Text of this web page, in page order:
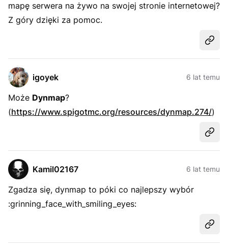
mapę serwera na żywo na swojej stronie internetowej?
Z góry dzięki za pomoc.
igoyek 6 lat temu
Może Dynmap?
(https://www.spigotmc.org/resources/dynmap.274/)
Kamil02167 6 lat temu
Zgadza się, dynmap to póki co najlepszy wybór
:grinning_face_with_smiling_eyes: